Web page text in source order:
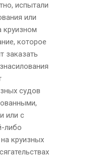
испытали
или
круизном
которое
заказать
судов
или с
либо
круизных